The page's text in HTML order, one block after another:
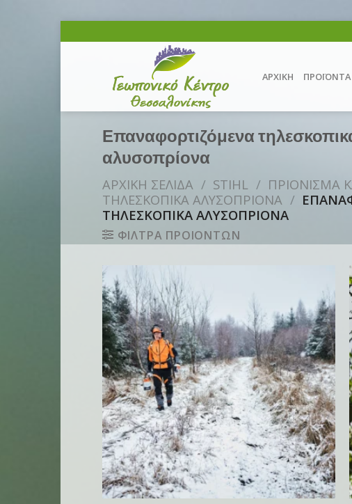
to
ΑΡΧΙΚΗ ΠΡΟΪΟΝΤΑ
Επαναφορτιζόμενα
αλυσοπρίονα
ΑΡΧΙΚΗ ΣΕΛΙΔΑ / STIHL / ΠΡΙΟΝΙΣΜΑ
ΤΗΛΕΣΚΟΠΙΚΑ ΑΛΥΣΟΠΡΙΟΝΑ /
ΤΗΛΕΣΚΟΠΙΚΑ ΑΛΥΣΟΠΡΙΟΝΑ
ΦΙΛΤΡΑ ΠΡΟΙΟΝΤΩΝ